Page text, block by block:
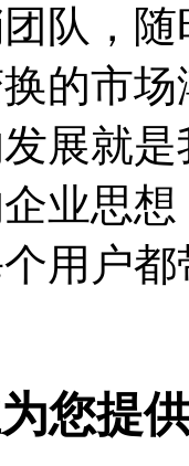
队，
的市
展就
业思
用户
您提